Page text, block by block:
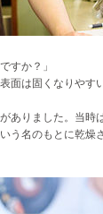
すか？」
は固くなりやすい
りました。当時
う名のもとに乾